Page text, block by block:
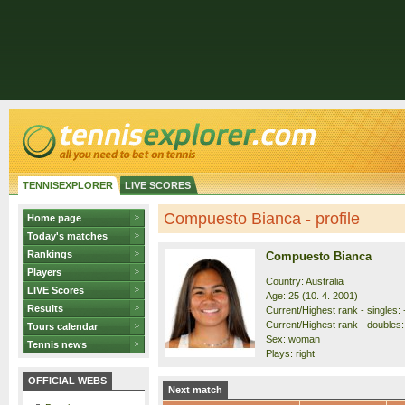
TENNISEXPLORER LIVE SCORES
Home page
Today's matches
Rankings
Players
LIVE Scores
Results
Tours calendar
Tennis news
OFFICIAL WEBS
Compuesto Bianca - profile
Compuesto Bianca
Country: Australia
Age: 25 (10. 4. 2001)
Current/Highest rank - singles:
Current/Highest rank -
Sex: woman
Plays: right
Next match